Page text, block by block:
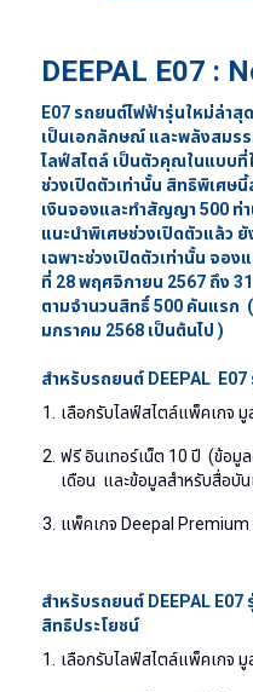
DEEPAL E07 :
E07 รถยนต์ไฟฟ้ารุ่นใหม่ล่า
เป็นเอกลักษณ์ และพลังสมร
ไลฟ์สไตล์ เป็นตัวคุณในแบบที่
ช่วงเปิดตัวเท่านั้น สิทธิพิเศษ
เงินจองและทำสัญญา 500 ท่
แนะนำพิเศษช่วงเปิดตัวแล้ว
เฉพาะช่วงเปิดตัวเท่านั้น จอ
ที่ 28พฤศจิกายน 2567 ถึง 31
ตามจำนวนสิทธิ์ 500 คันแรก
มกราคม 2568 เป็นต้นไป )
สำหรับรถยนต์ DEEPAL
เลือกรับไลฟ์สไตล์แพ็คเกจ
ฟรี อินเทอร์เน็ต 10 ปี (ข้อมู
เดือน และข้อมูลสำหรับสื่อบัน
แพ็คเกจ Deepal Premium
สำหรับรถยนต์ DEEPAL
สิทธิประโยชน์
เลือกรับไลฟ์สไตล์แพ็คเกจ